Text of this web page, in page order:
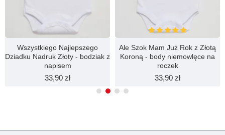
Wszystkiego Najlepszego
Dziadku Nadruk Złoty - bodziak z
napisem
33,90 zł
Ale Szok Mam Już Rok z Złotą
Koroną - body niemowlęce na
roczek
33,90 zł